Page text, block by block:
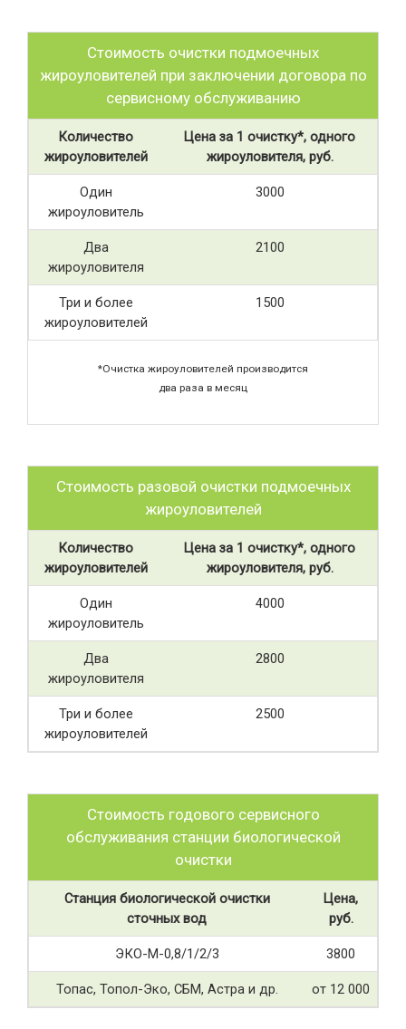
Стоимость очистки подмоечных
жироуловителей при заключении договора по
сервисному обслуживанию
Количество
жироуловителей
Цена за 1 очистку*, одного
жироуловителя, руб.
Один
жироуловитель
3000
Два
жироуловителя
2100
Три и более
жироуловителей
1500
*Очистка жироуловителей производится
два раза в месяц
Стоимость разовой очистки подмоечных
жироуловителей
Количество
жироуловителей
Цена за 1 очистку*, одного
жироуловителя, руб.
Один
жироуловитель
4000
Два
жироуловителя
2800
Три и более
жироуловителей
2500
Стоимость годового сервисного
обслуживания станции биологической
очистки
Станция биологической очистки
сточных вод
Цена,
руб.
ЭКО-М-0,8/1/2/3 3800
Топас, Топол-Эко, СБМ, Астра и др. от 12 000